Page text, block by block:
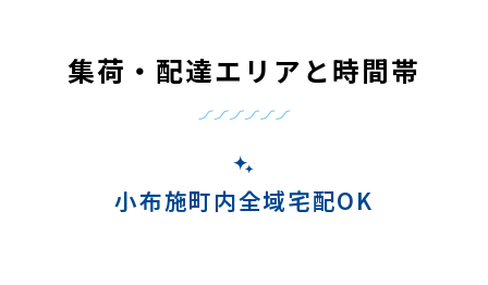
集荷・配達エリアと時間帯
小布施町内全域宅配OK